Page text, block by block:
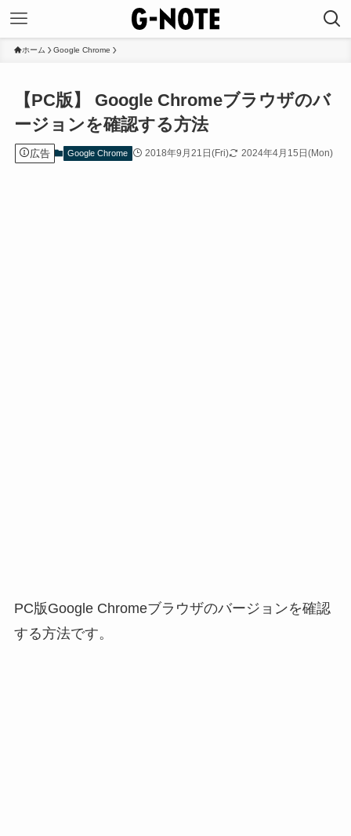
ホーム Google Chrome
【PC版】 Google Chromeブラウザのバ
ージョンを確認する方法
広告 Google Chrome 2018年9月21日(Fri) 2024年4月15日(Mon)
PC版Google Chromeブラウザのバージョンを確認
する方法です。